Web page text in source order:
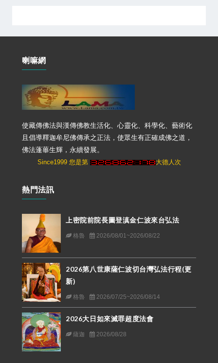
喇嘛網
使藏傳佛法與漢傳佛教生活化、心靈化、科學化、藝術化
且倡導釋迦牟尼佛傳承之正法，使眾生有正確成佛之道，
佛法蓬蓽生輝，永續發展。
Since1999 您是第 大德人次
熱門法訊
上密院前院長圖登滇金仁波來台弘法
格魯 2026/08/01~2026/08/22
2026第八世康薩仁波切台灣弘法行程(更
新)
格魯 2026/07/25~2026/08/14
2026大日如來滅罪超度法會
薩迦 2026/08/28